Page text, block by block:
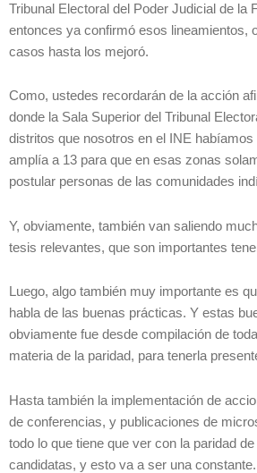
Tribunal Electoral del Poder Judicial de la
entonces ya confirmó esos lineamientos,
casos hasta los mejoró.
Como, ustedes recordarán de la acción
donde la Sala Superior del Tribunal
distritos que nosotros en el INE habíamos
amplía a 13 para que en esas zonas
postular personas de las comunidades
Y, obviamente, también van saliendo
tesis relevantes, que son importantes
Luego, algo también muy importante es
habla de las buenas prácticas. Y estas
obviamente fue desde compilación de
materia de la paridad, para tenerla
Hasta también la implementación de
de conferencias, y publicaciones de
todo lo que tiene que ver con la paridad
candidatas, y esto va a ser una constante.